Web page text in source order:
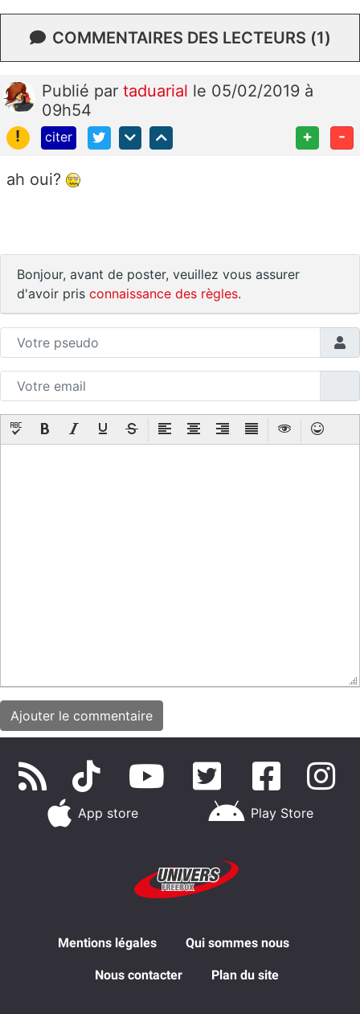
COMMENTAIRES DES LECTEURS (1)
Publié par taduarial le 05/02/2019 à
09h54
!
citer + -
ah oui?
Bonjour, avant de poster, veuillez vous assurer
d'avoir pris connaissance des règles.
App store Play Store
Mentions légales Qui sommes nous
Nous contacter Plan du site